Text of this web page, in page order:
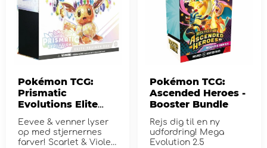
Pokémon TCG:
Prismatic
Evolutions Elite
Trainer Box
Eevee & venner lyser
op med stjernernes
farver! Scarlet & Violet
Pokémon TCG:
Ascended Heroes -
Booster Bundle
Rejs dig til en ny
udfordring! Mega
Evolution 2.5